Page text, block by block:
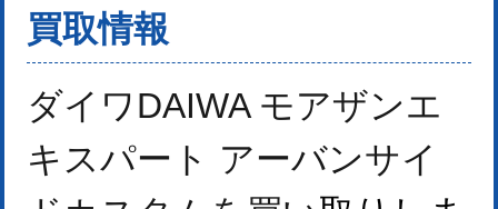
買取情報
ダイワDAIWA モアザンエ
キスパート アーバンサイ